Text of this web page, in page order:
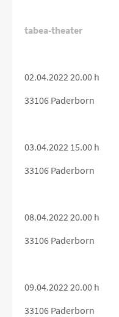
tabea-theater
02.04.2022 20.00 h
33106 Paderborn
03.04.2022 15.00 h
33106 Paderborn
08.04.2022 20.00 h
33106 Paderborn
09.04.2022 20.00 h
33106 Paderborn